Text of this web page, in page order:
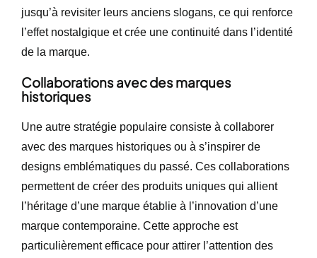
jusqu’à revisiter leurs anciens slogans, ce qui renforce
l’effet nostalgique et crée une continuité dans l’identité
de la marque.
Collaborations avec des marques
historiques
Une autre stratégie populaire consiste à collaborer
avec des marques historiques ou à s’inspirer de
designs emblématiques du passé. Ces collaborations
permettent de créer des produits uniques qui allient
l’héritage d’une marque établie à l’innovation d’une
marque contemporaine. Cette approche est
particulièrement efficace pour attirer l’attention des